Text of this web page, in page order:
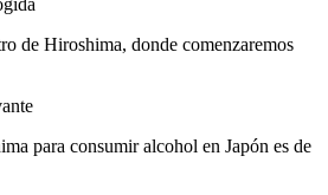
de Hiroshima, donde comenzaremos
para consumir alcohol en Japón es de